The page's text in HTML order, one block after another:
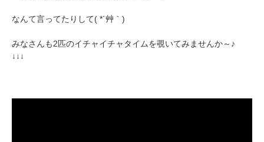
なんて言ってたりして( *´艸｀)
みなさんも2匹のイチャイチャタイムを覗いてみませんか～♪
↓↓↓